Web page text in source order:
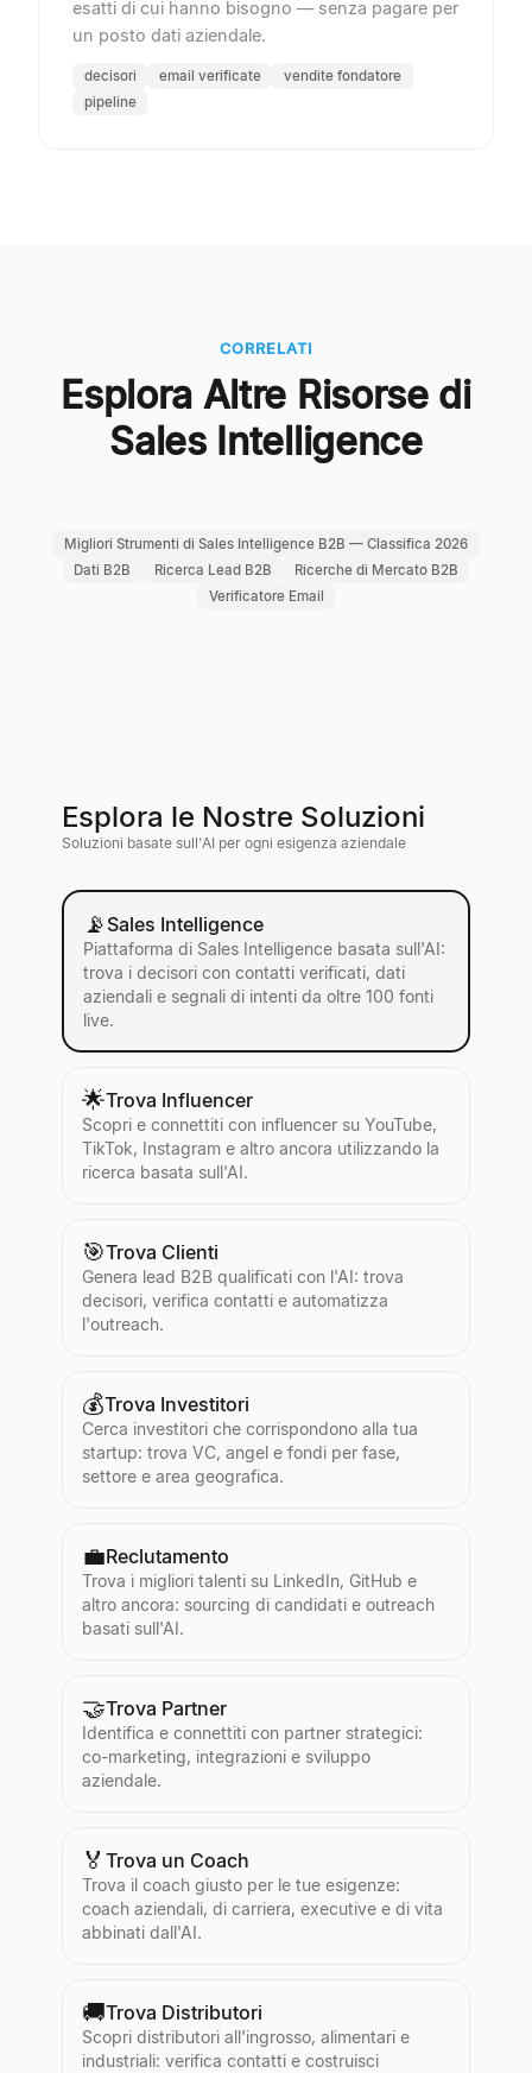
esatti di cui hanno bisogno — senza pagare per
un posto dati aziendale.
decisori email verificate
vendite fondatore
pipeline
CORRELATI
Esplora Altre Risorse di
Sales Intelligence
Migliori Strumenti di Sales Intelligence B2B — Classifica 2026
Dati B2B
Ricerca Lead B2B
Ricerche di Mercato B2B
Verificatore Email
Esplora le Nostre Soluzioni
Soluzioni basate sull'AI per ogni esigenza aziendale
📡 Sales Intelligence
Piattaforma di Sales Intelligence basata sull'AI:
trova i decisori con contatti verificati, dati
aziendali e segnali di intenti da oltre 100 fonti
live.
🌟Trova Influencer
Scopri e connettiti con influencer su YouTube,
TikTok, Instagram e altro ancora utilizzando la
ricerca basata sull'AI.
🎯Trova Clienti
Genera lead B2B qualificati con l'AI: trova
decisori, verifica contatti e automatizza
l'outreach.
💰Trova Investitori
Cerca investitori che corrispondono alla tua
startup: trova VC, angel e fondi per fase,
settore e area geografica.
💼Reclutamento
Trova i migliori talenti su LinkedIn, GitHub e
altro ancora: sourcing di candidati e outreach
basati sull'AI.
🤝Trova Partner
Identifica e connettiti con partner strategici:
co-marketing, integrazioni e sviluppo
aziendale.
🏅 Trova un Coach
Trova il coach giusto per le tue esigenze:
coach aziendali, di carriera, executive e di vita
abbinati dall'AI.
🚚Trova Distributori
Scopri distributori all'ingrosso, alimentari e
industriali: verifica contatti e costruisci